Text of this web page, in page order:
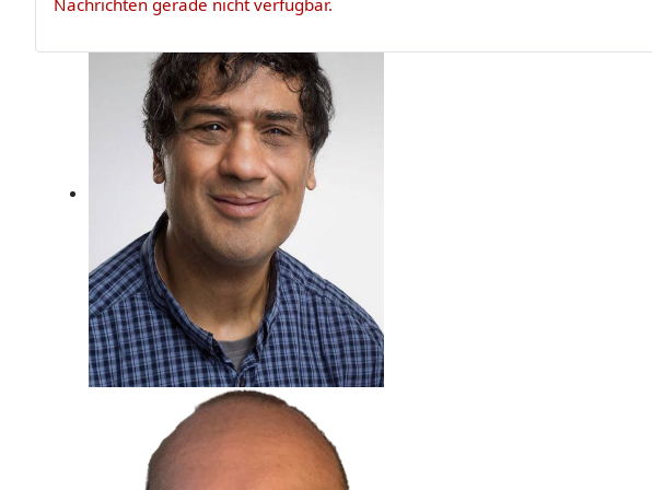
Claus Appel
darf das!
Kindertraum erfüllt, Beim Radio
gelandet.